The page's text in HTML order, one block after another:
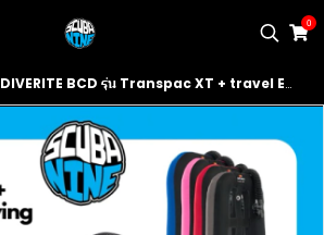
0
DIVERITE BCD รุ่น Transpac XT + travel EXP wing